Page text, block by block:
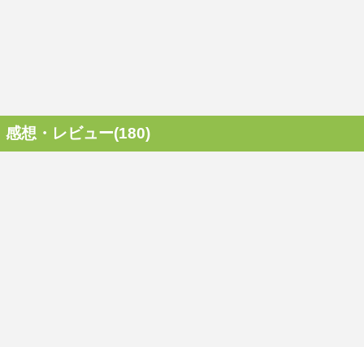
感想・レビュー(180)